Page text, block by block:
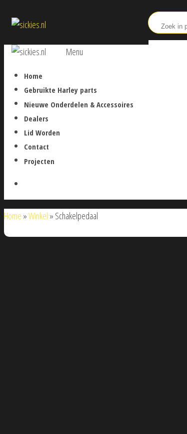
naar
inhoud
sickies.nl
Menu
Home
Gebruikte Harley parts
Nieuwe Onderdelen & Accessoires
Dealers
Lid Worden
Contact
Projecten
Home »Winkel » Schakelpedaal